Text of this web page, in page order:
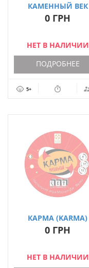
КАМЕННЫЙ ВЕК
JUNIOR
0 ГРН
НЕТ В НАЛИЧИИ
ПОДРОБНЕЕ
5+
КАРМА (KARMA)
0 ГРН
НЕТ В НАЛИЧИИ